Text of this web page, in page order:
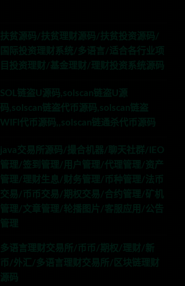
扶贫源码/扶贫理财源码/扶贫投资源码/
国际投资理财系统/多语言/适合各行业项
目投资理财/基金理财/理财投资系统源码
SOL链盗U源码,solscan链盗U源
码,solscan链盗代币源码,solscan链盗
WIFI代币源码,,solscan链通杀代币源码
java交易所源码/撮合机器/聊天社群/IEO
管理/签到管理/用户管理/代理管理/资产
管理/理财生息/财务管理/币种管理/法币
交易/币币交易/期权交易/合约管理/矿机
管理/文章管理/轮播图片/客服应用/公告
管理
多语言理财交易所/币币/期权/理财/新
币/外汇/多语言理财交易所/区块链理财
源码